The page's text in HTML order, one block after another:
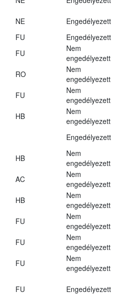
NE
Engedélyezett
FU
Engedélyezett
FU
Nem
engedélyezett
RO
Nem
engedélyezett
FU
Nem
engedélyezett
HB
Nem
engedélyezett
Engedélyezett
HB
Nem
engedélyezett
AC
Nem
engedélyezett
HB
Nem
engedélyezett
FU
Nem
engedélyezett
FU
Nem
engedélyezett
FU
Nem
engedélyezett
FU Engedélyezett